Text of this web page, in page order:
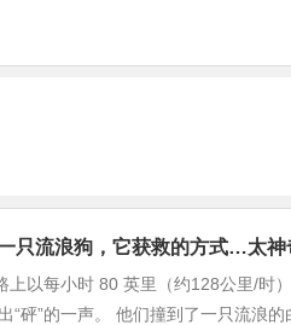
只流浪狗，它获救的方式…太神
上以每小时 80 英里（约128公里/时
“砰”的一声。 他们撞到了一只流浪